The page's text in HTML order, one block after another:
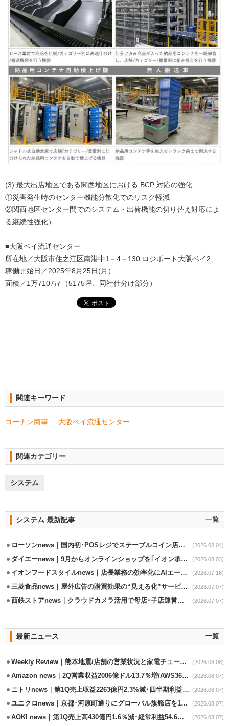
(3) 最大出店地区である関西地区における BCP 対応の強化
①災害発生時のセンター機能分散化でのリスク軽減
②関西地区センター間でのシステム・出荷機能の切り替え対応によ
る継続性強化）
■大阪ベイ流通センター
所在地／大阪市住之江区南港中1－4－130 ロジポート大阪ベイ2
稼働開始日／2025年8月25日(月）
面積／1万7107㎡（5175坪、同社仕分け部分）
関連キーワード
コーナン商事 大阪ベイ流通センター
関連カテゴリー
システム
システム 最新記事 一覧
ローソンnews｜国内初･POSレジでステーブルコイン店頭決済実証実験を実施 (2026.08.04)
ダイエーnews｜9月からオンラインショップを｢イオン承りオンライン｣へ移行 (2026.08.03)
イオンフードスタイルnews｜店長業務の効率化にAIエージェント活用実験 (2026.07.16)
三菱食品news｜屋外広告の購買効果の“見える化”サービス開始 (2026.07.07)
西鉄ストアnews｜クラウドカメラ活用で母店･子店運営の効率化 (2026.07.07)
最新ニュース 一覧
Weekly Review｜熊本地震/店舗の営業状況と家電チェーンの支援策 (2026.08.08)
Amazon news｜2Q営業収益2006億ドル13.7％増/AWS36.8％％増が貢献 (2026.08.07)
ニトリnews｜第1Q売上収益2263億円2.3%減･四半期利益1.4％減 (2026.08.07)
ユニクロnews｜京都･河原町通りにグローバル旗艦店を11/6開設 (2026.08.07)
AOKI news｜第1Q売上高430億円1.6％減･経常利益54.6％減 (2026.08.07)